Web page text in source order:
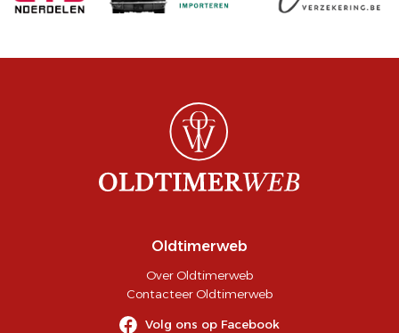
Oldtimerweb
Over Oldtimerweb
Contacteer Oldtimerweb
Volg ons op Facebook